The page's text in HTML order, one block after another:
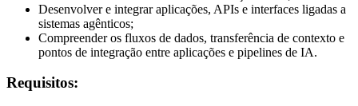
Desenvolver e integrar aplicações, APIs e interfaces ligadas a
sistemas agênticos;
Compreender os fluxos de dados, transferência de contexto e
pontos de integração entre aplicações e pipelines de IA.
Requisitos: